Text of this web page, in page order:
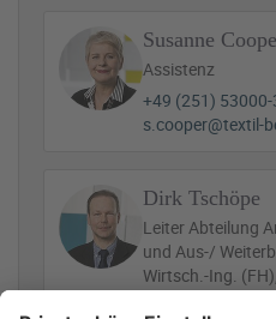
Susanne
Assistenz
+49 (251) 53000-
s.cooper@textil-
Dirk Tschöpe
Leiter Abteilung
und Aus-/
Wirtsch.-Ing.